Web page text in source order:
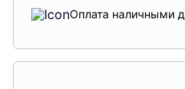
Оплата наличными